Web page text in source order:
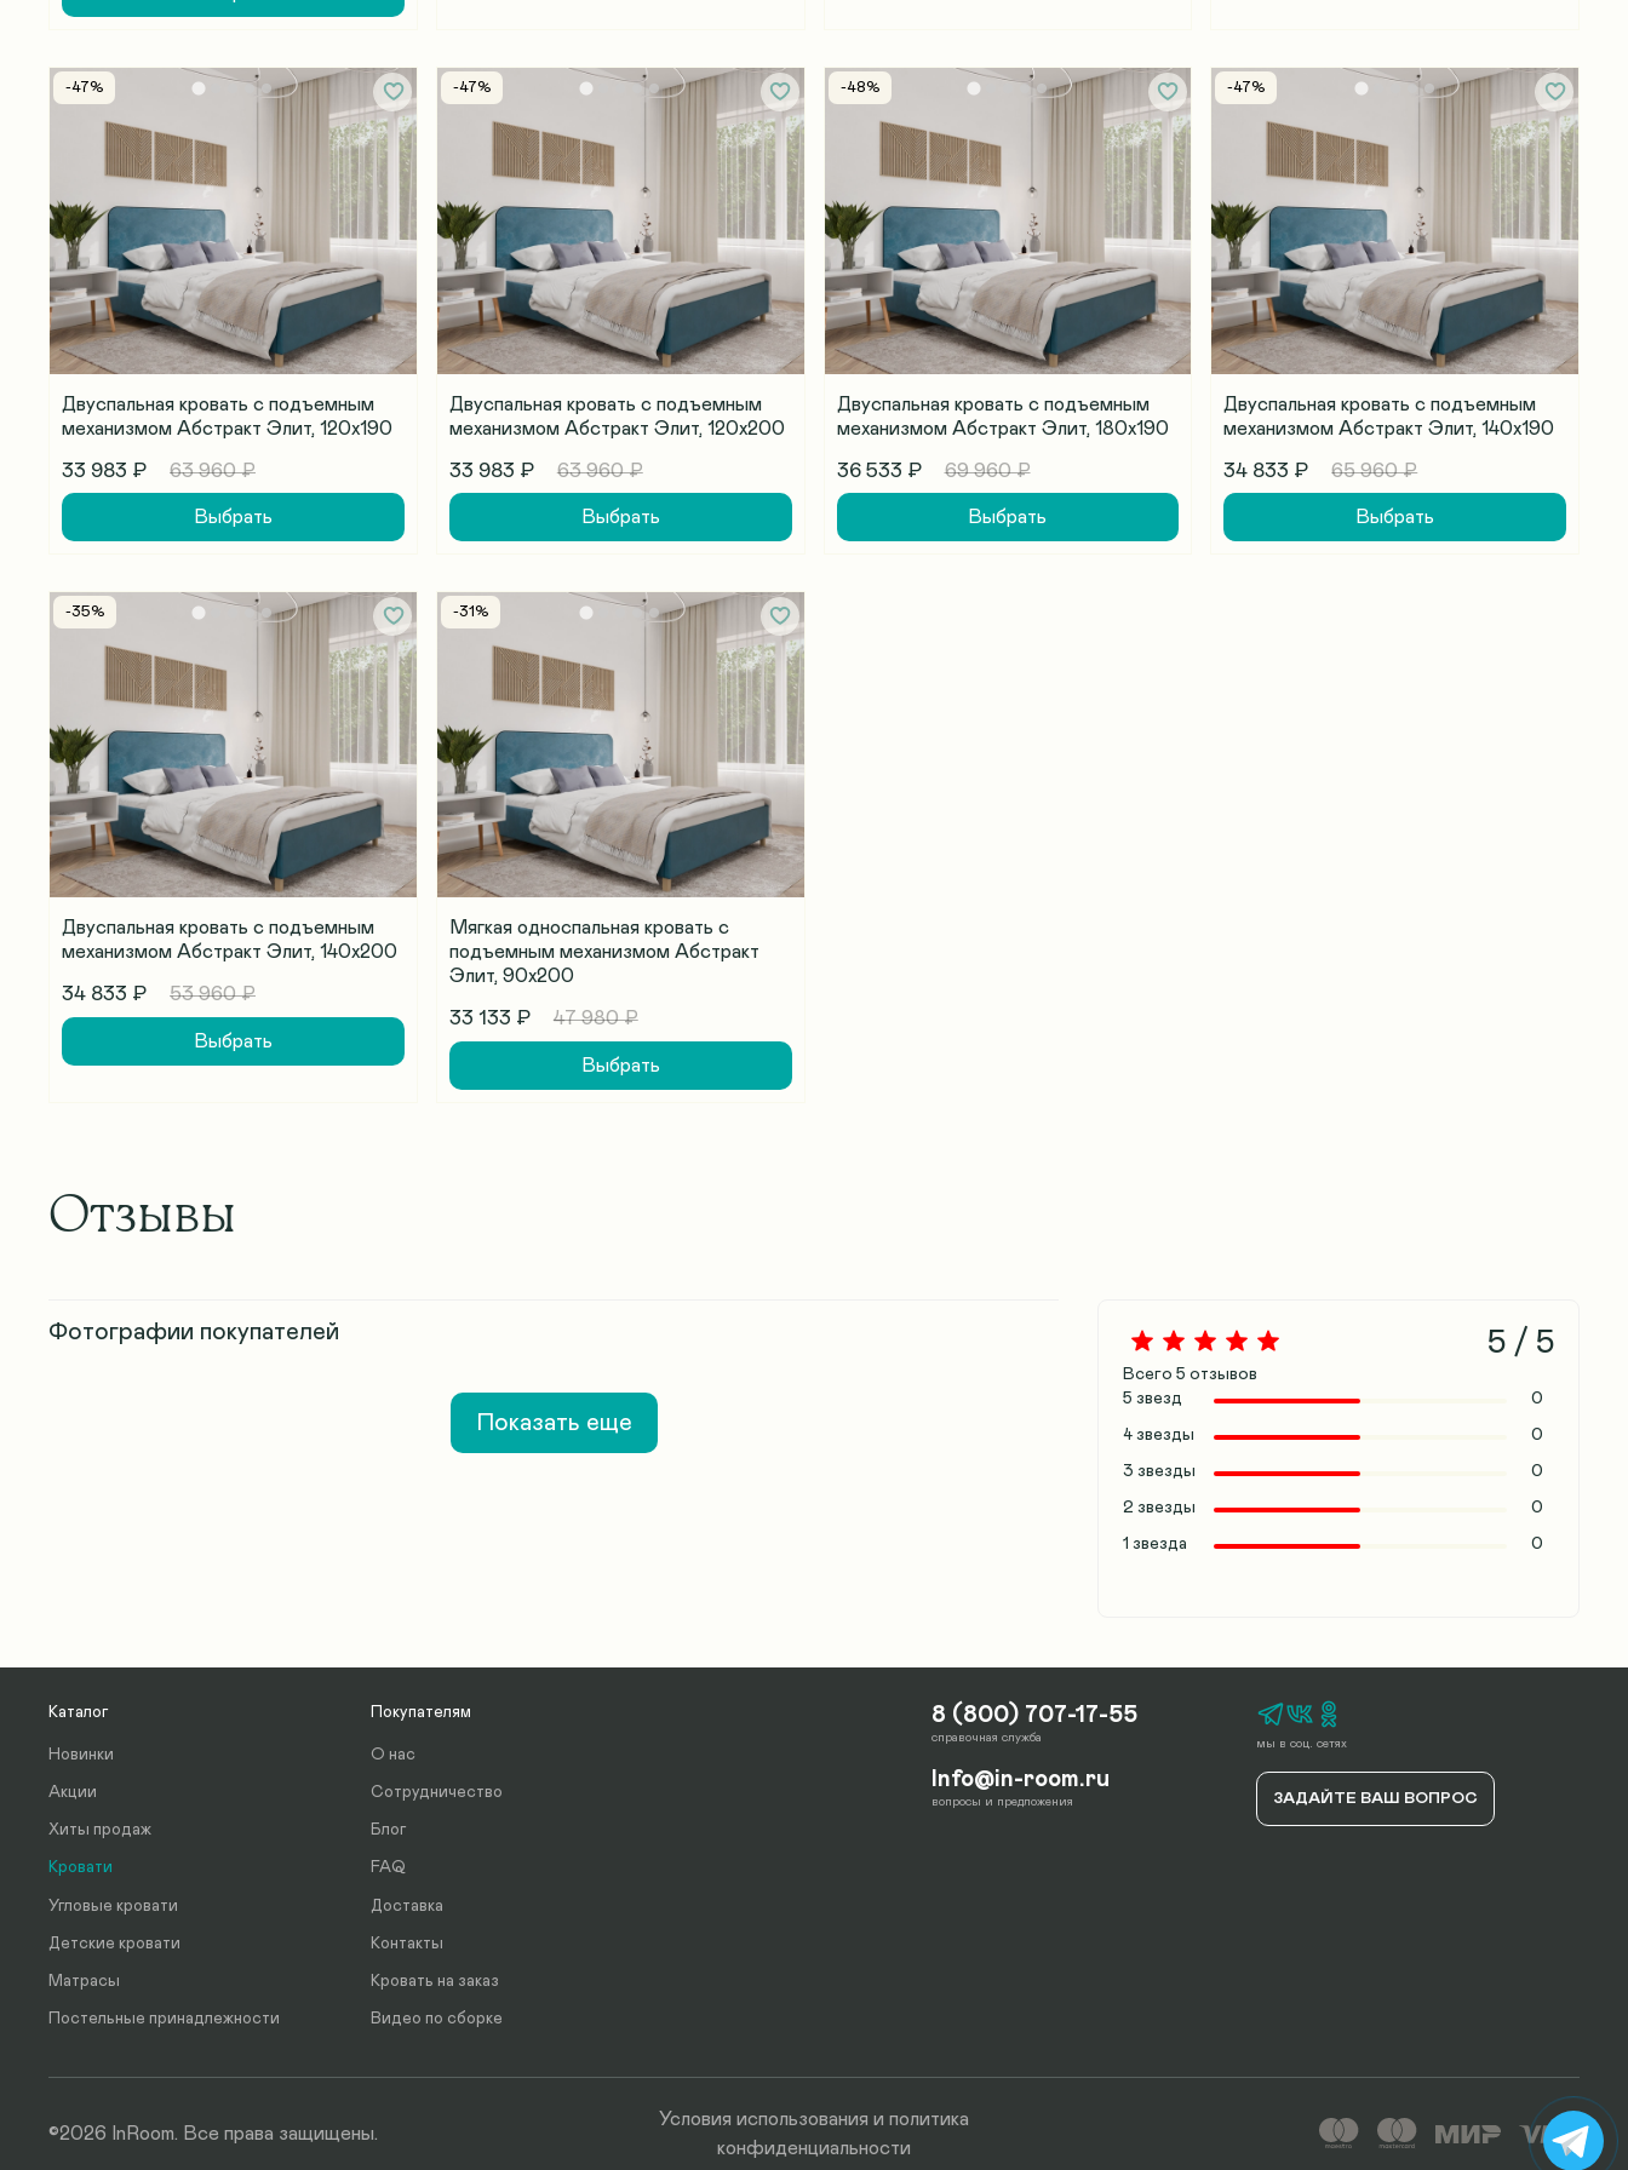
-47%
Двуспальная кровать с подъемным
механизмом Абстракт Элит, 120х190
33 983 ₽ 63 960 ₽
Выбрать
-47%
Двуспальная кровать с подъемным
механизмом Абстракт Элит, 120х200
33 983 ₽ 63 960 ₽
Выбрать
-48%
Двуспальная кровать с подъемным
механизмом Абстракт Элит, 180х190
36 533 ₽ 69 960 ₽
Выбрать
-47%
Двуспальная кровать с подъемным
механизмом Абстракт Элит, 140х190
34 833 ₽ 65 960 ₽
Выбрать
-35%
Двуспальная кровать с подъемным
механизмом Абстракт Элит, 140х200
34 833 ₽ 53 960 ₽
Выбрать
-31%
Мягкая односпальная кровать с
подъемным механизмом Абстракт
Элит, 90х200
33 133 ₽ 47 980 ₽
Выбрать
Отзывы
Фотографии покупателей
Показать еще
5 / 5
Всего5 отзывов
5 звезд
0
4 звезды 0
3 звезды 0
2 звезды 0
1 звезда 0
Каталог
Новинки
Акции
Хиты продаж
Кровати
Угловые кровати
Детские кровати
Матрасы
Постельные принадлежности
Покупателям
О нас
Сотрудничество
Блог
FAQ
Доставка
Контакты
Кровать на заказ
Видео по сборке
мы в соц. сетях
ЗАДАЙТЕ ВАШ ВОПРОС
8 (800) 707-17-55
справочная служба
Info@in-room.ru
вопросы и предложения
©2026 InRoom. Все права защищены.
Условия использования и политика
конфиденциальности